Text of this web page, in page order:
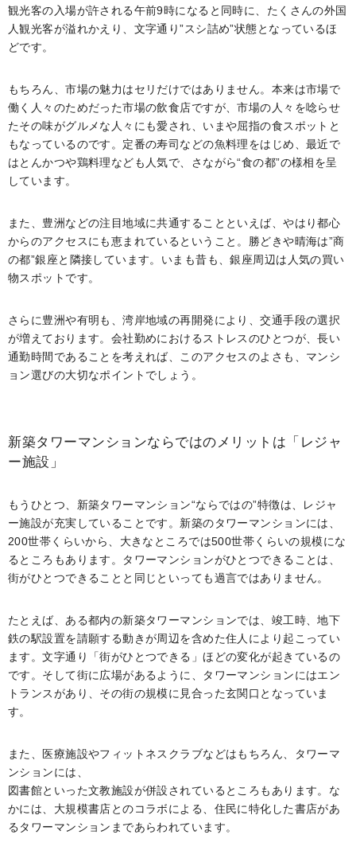
観光客の入場が許される午前9時になると同時に、たくさんの外国
人観光客が溢れかえり、文字通り”スシ詰め”状態となっているほ
どです。
もちろん、市場の魅力はセリだけではありません。本来は市場で
働く人々のためだった市場の飲食店ですが、市場の人々を唸らせ
たその味がグルメな人々にも愛され、いまや屈指の食スポットと
もなっているのです。定番の寿司などの魚料理をはじめ、最近で
はとんかつや鶏料理なども人気で、さながら“食の都”の様相を呈
しています。
また、豊洲などの注目地域に共通することといえば、やはり都心
からのアクセスにも恵まれているということ。勝どきや晴海は”商
の都”銀座と隣接しています。いまも昔も、銀座周辺は人気の買い
物スポットです。
さらに豊洲や有明も、湾岸地域の再開発により、交通手段の選択
が増えております。会社勤めにおけるストレスのひとつが、長い
通勤時間であることを考えれば、このアクセスのよさも、マンシ
ョン選びの大切なポイントでしょう。
新築タワーマンションならではのメリットは「レジャ
ー施設」
もうひとつ、新築タワーマンション“ならではの”特徴は、レジャ
ー施設が充実していることです。新築のタワーマンションには、
200世帯くらいから、大きなところでは500世帯くらいの規模にな
るところもあります。タワーマンションがひとつできることは、
街がひとつできることと同じといっても過言ではありません。
たとえば、ある都内の新築タワーマンションでは、竣工時、地下
鉄の駅設置を請願する動きが周辺を含めた住人により起こってい
ます。文字通り「街がひとつできる」ほどの変化が起きているの
です。そして街に広場があるように、タワーマンションにはエン
トランスがあり、その街の規模に見合った玄関口となっていま
す。
また、医療施設やフィットネスクラブなどはもちろん、タワーマ
ンションには、
図書館といった文教施設が併設されているところもあります。な
かには、大規模書店とのコラボによる、住民に特化した書店があ
るタワーマンションまであらわれています。